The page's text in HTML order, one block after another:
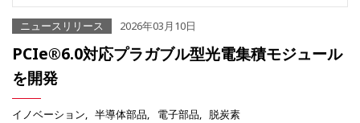
ニュースリリース 2026年03月10日
PCIe®6.0対応プラガブル型光電集積モジュール
を開発
イノベーション 半導体部品 電子部品 脱炭素